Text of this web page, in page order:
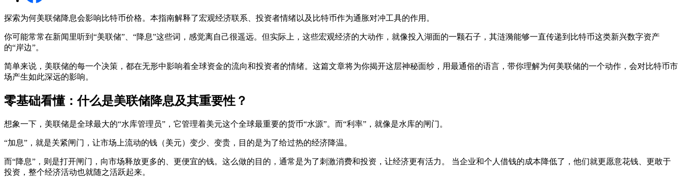
探索为何美联储降息会影响比特币价格。本指南解释了宏观经济联系、投资者情绪以及比特币作为通胀对冲工具的作用。
你可能常常在新闻里听到“美联储”、“降息”这些词，感觉离自己很遥远。但实际上，这些宏观经济的大动作，就像投入湖面的一颗石子，其涟漪能够一直传递到比特币这类新兴数字资产
的“岸边”。
简单来说，美联储的每一个决策，都在无形中影响着全球资金的流向和投资者的情绪。这篇文章将为你揭开这层神秘面纱，用最通俗的语言，带你理解为何美联储的一个动作，会对比特币市
场产生如此深远的影响。
零基础看懂：什么是美联储降息及其重要性？
想象一下，美联储是全球最大的“水库管理员”，它管理着美元这个全球最重要的货币“水源”。而“利率”，就像是水库的闸门。
“加息”，就是关紧闸门，让市场上流动的钱（美元）变少、变贵，目的是为了给过热的经济降温。
而“降息”，则是打开闸门，向市场释放更多的、更便宜的钱。这么做的目的，通常是为了刺激消费和投资，让经济更有活力。 当企业和个人借钱的成本降低了，他们就更愿意花钱、更敢于
投资，整个经济活动也就随之活跃起来。